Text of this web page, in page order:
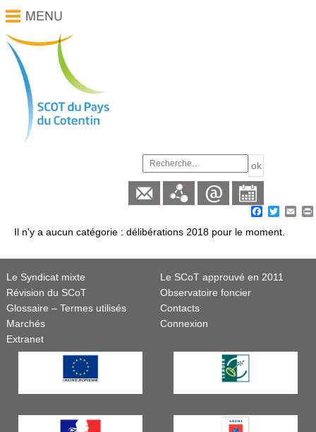
Facebook
Twitter
Il n'y a aucun catégorie : délibérations 2018 pour le moment.
Le Syndicat mixte
Le SCoT approuvé en 2011
Révision du SCoT
Observatoire foncier
Glossaire – Termes utilisés
Contacts
Marchés
Connexion
Extranet